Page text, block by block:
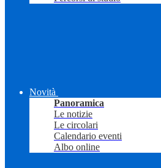
Novità
Panoramica
Le notizie
Le circolari
Calendario eventi
Albo online